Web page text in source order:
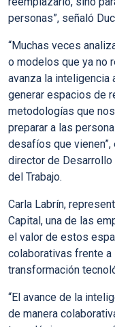
personas”, señaló
“Muchas veces
o modelos que ya no
avanza la inteligencia
generar espacios de
metodologías que
preparar a las
desafíos que vienen”,
director de Desarrollo
del Trabajo.
Carla Labrín,
Capital, una de las
el valor de estos
colaborativas frente
transformación
“El avance de la
de manera